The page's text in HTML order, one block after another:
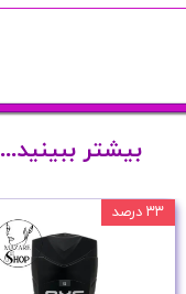
۳۳ درصد
بیشتر ببینید...